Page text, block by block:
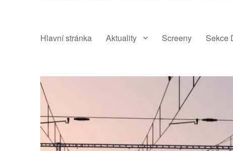
Hlavní stránka Aktuality Screeny Sekce